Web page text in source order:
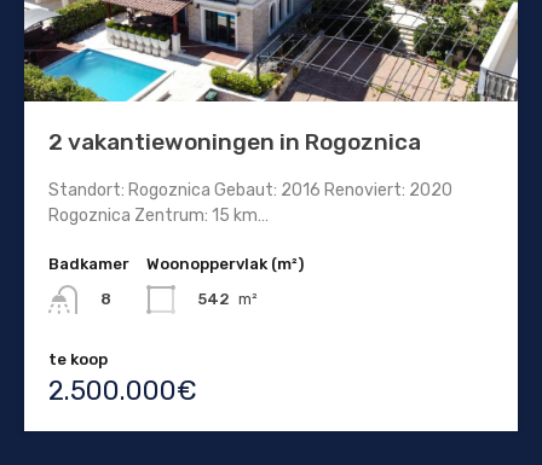
2 vakantiewoningen in Rogoznica
Standort: Rogoznica Gebaut: 2016 Renoviert: 2020
Rogoznica Zentrum: 15 km…
Badkamer
8
Woonoppervlak (m²)
542 m²
te koop
2.500.000€